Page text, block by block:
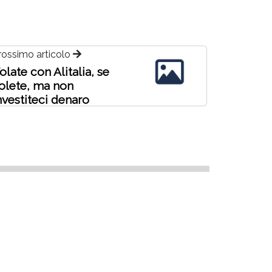
articolo
con Alitalia, se
ma non
denaro